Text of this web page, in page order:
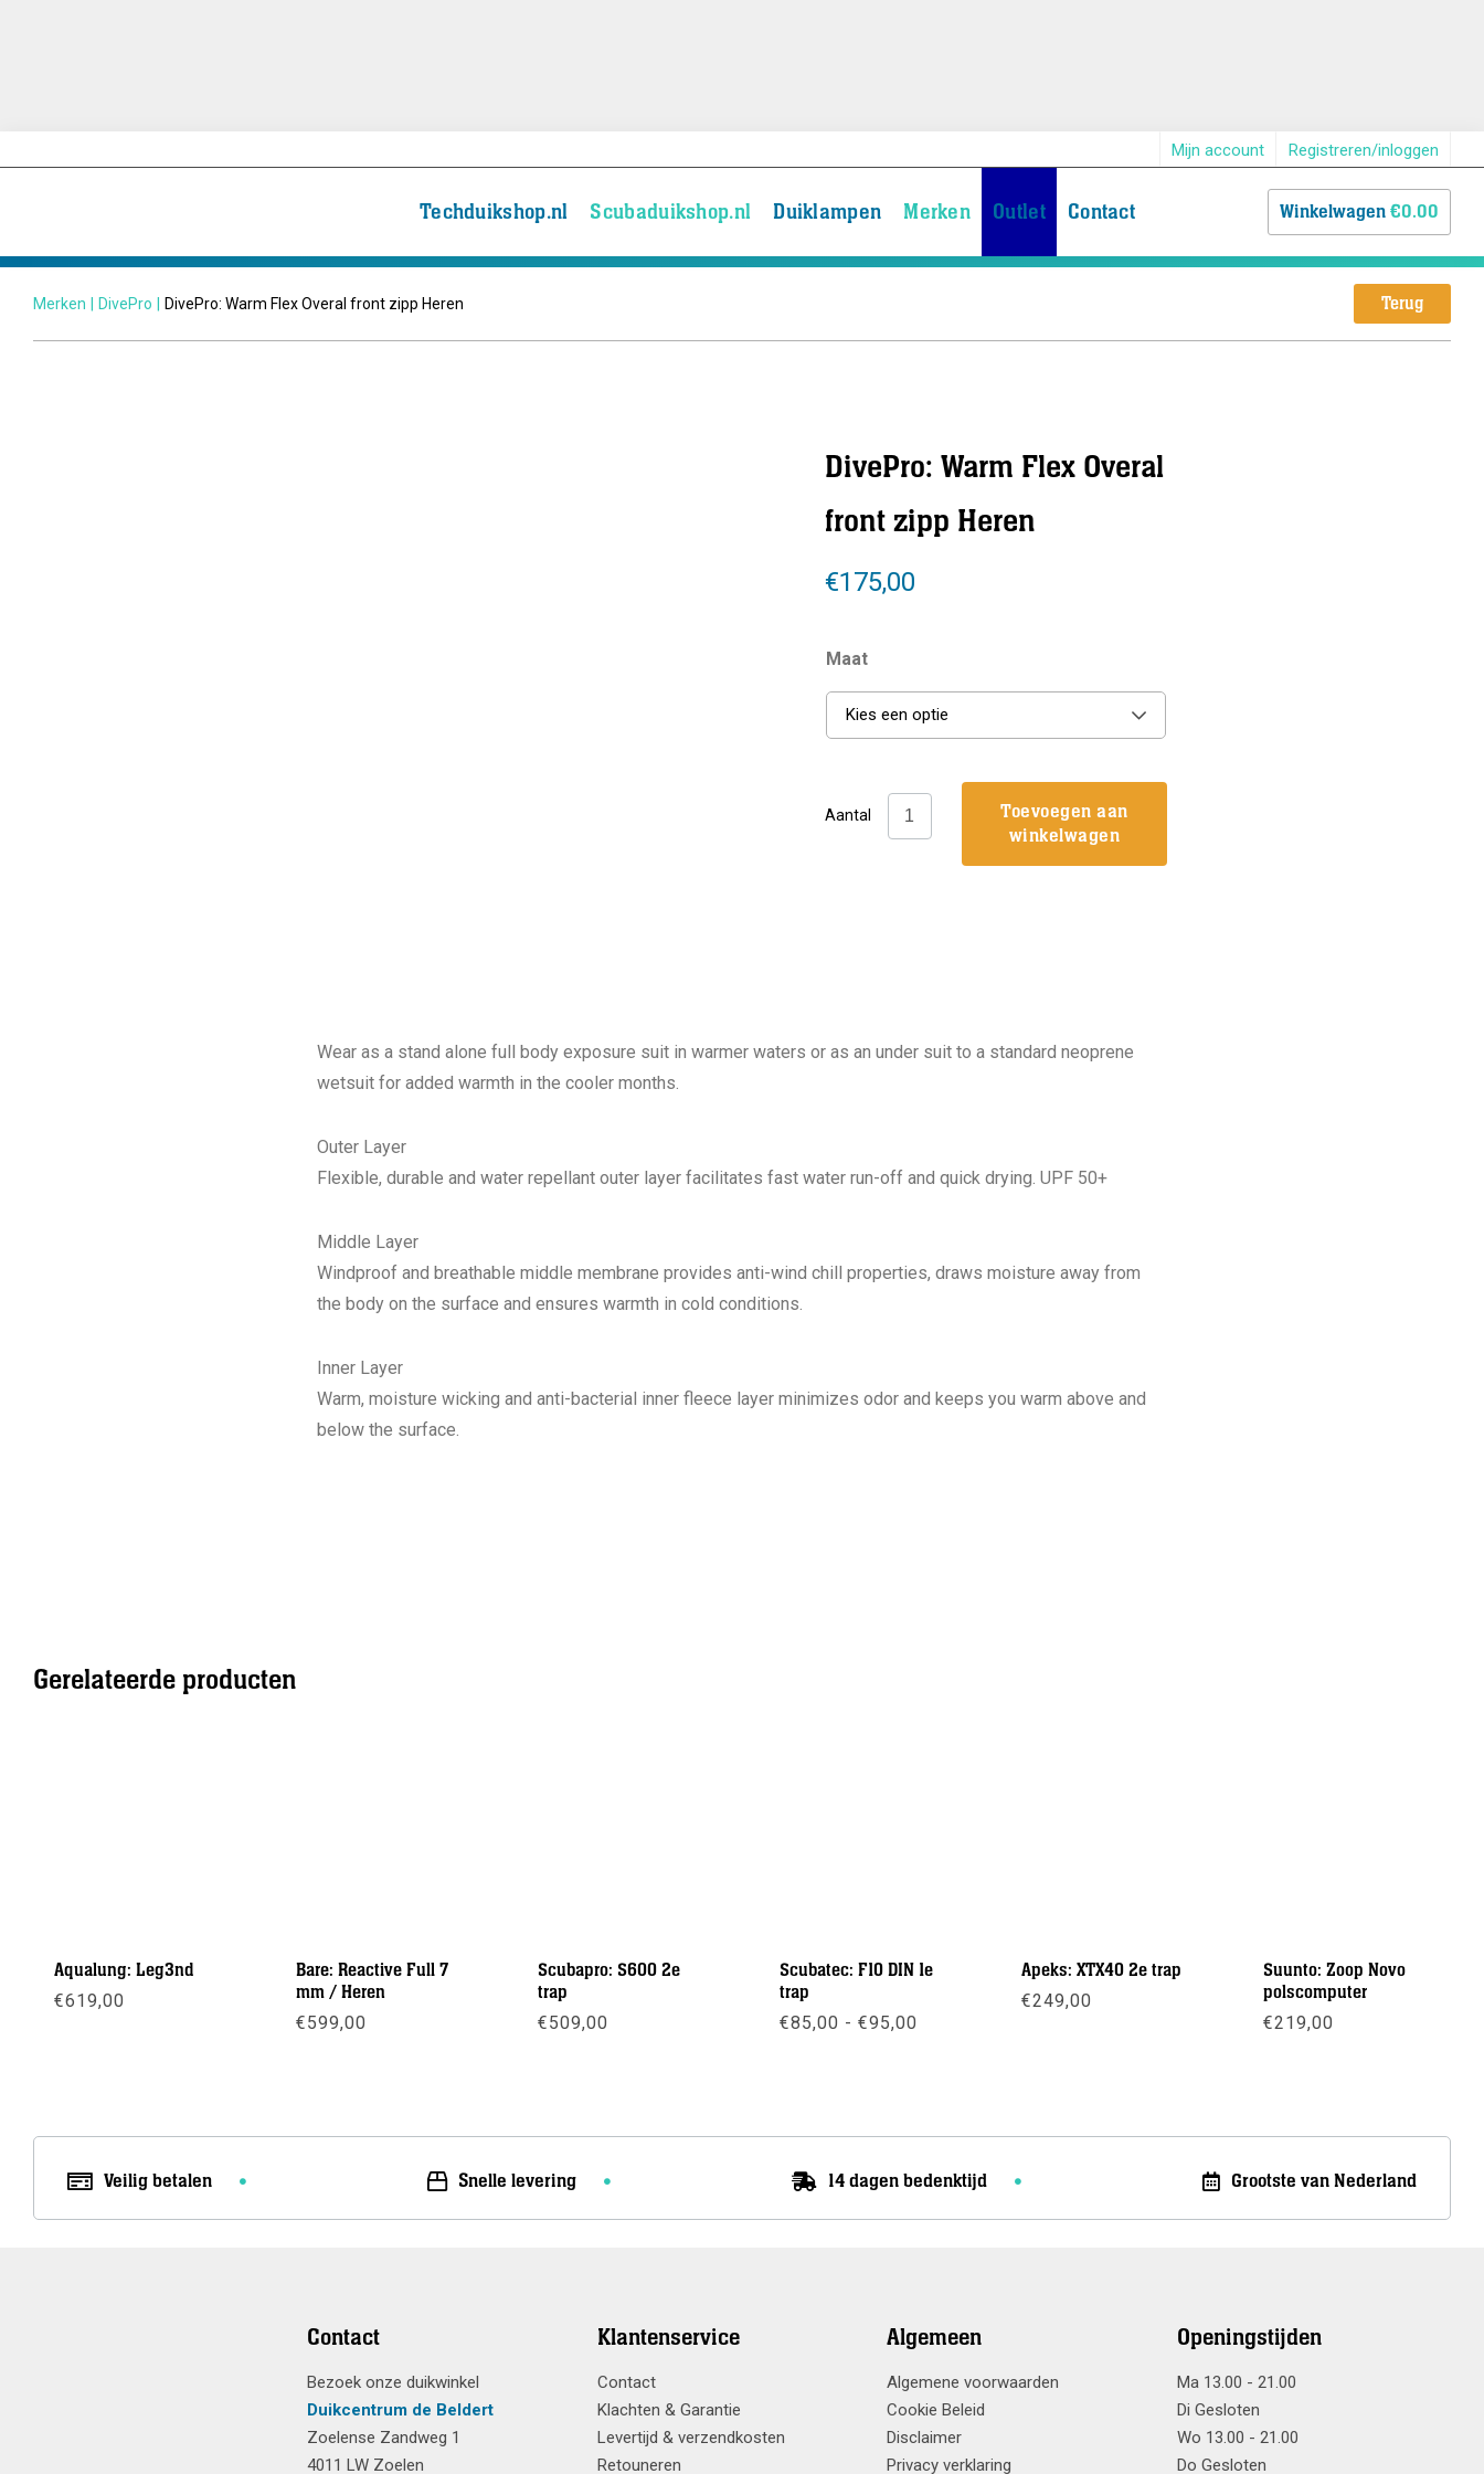
Mijn account Registreren/inloggen
Techduikshop.nl Scubaduikshop.nl Duiklampen Merken Outlet Contact Winkelwagen€0.00
Merken DivePro DivePro: Warm Flex Overal front zipp Heren Terug
DivePro: Warm Flex Overal
front zipp Heren
€175,00
Maat
Kies een optie
Aantal
DivePro:
Warm
Toevoegen aan
winkelwagen
Wear as a stand alone full body exposure suit in warmer waters or as an under suit to a standard neoprene
wetsuit for added warmth in the cooler months.
Outer Layer
Flexible, durable and water repellant outer layer facilitates fast water run-off and quick drying. UPF 50+
Middle Layer
Windproof and breathable middle membrane provides anti-wind chill properties, draws moisture away from
the body on the surface and ensures warmth in cold conditions.
Inner Layer
Warm, moisture wicking and anti-bacterial inner fleece layer minimizes odor and keeps you warm above and
below the surface.
Gerelateerde producten
Aqualung: Leg3nd
€619,00
Bare: Reactive Full 7
mm / Heren
€599,00
Scubapro: S600 2e
trap
€509,00
Scubatec: F10 DIN 1e
trap
€85,00 - €95,00
Apeks: XTX40 2e trap
€249,00
Suunto: Zoop Novo
polscomputer
€219,00
Veilig betalen Snelle levering 14 dagen bedenktijd Grootste van Nederland
Contact
Bezoek onze duikwinkel
Duikcentrum de Beldert
Zoelense Zandweg 1
4011 LW Zoelen
Klantenservice
Contact
Klachten & Garantie
Levertijd & verzendkosten
Retouneren
Algemeen
Algemene voorwaarden
Cookie Beleid
Disclaimer
Privacy verklaring
Openingstijden
Ma 13.00 - 21.00
Di Gesloten
Wo 13.00 - 21.00
Do Gesloten